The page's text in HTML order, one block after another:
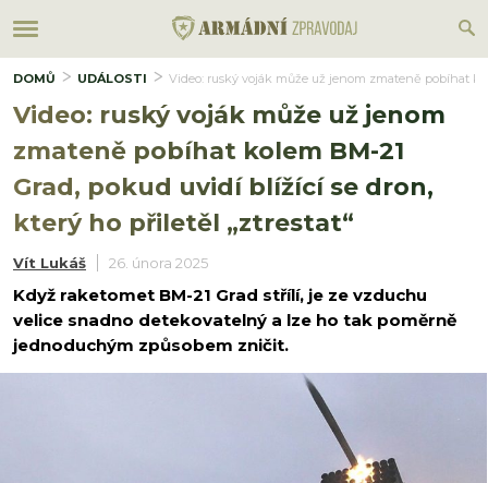
DOMŮ UDÁLOSTI Video: ruský voják může už jenom zmateně pobíhat
Video: ruský voják může už jenom
zmateně pobíhat kolem BM-21
Grad, pokud uvidí blížící se dron,
který ho přiletěl „ztrestat“
Vít Lukáš 26. února 2025
Když raketomet BM-21 Grad střílí, je ze vzduchu
velice snadno detekovatelný a lze ho tak poměrně
jednoduchým způsobem zničit.